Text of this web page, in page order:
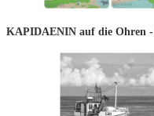
KAPIDAENIN auf die Ohren -